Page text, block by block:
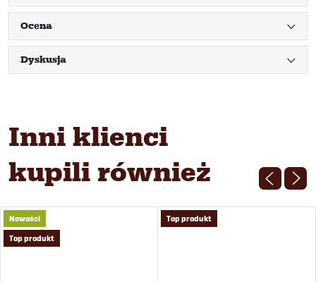
Ocena
Dyskusja
Inni klienci
kupili również
Nowości
Top produkt
Top produkt